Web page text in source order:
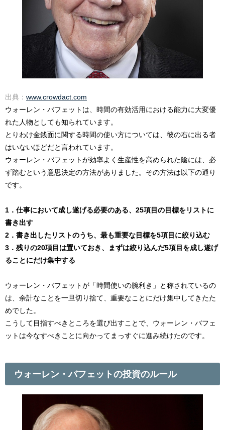
出典： www.crowdact.com
ウォーレン・バフェットは、時間の有効活用における能力に大変優
れた人物としても知られています。
とりわけ金銭面に関する時間の使い方については、彼の右に出る者
はいないほどだと言われています。
ウォーレン・バフェットが効率よく生産性を高められた陰には、必
ず踏むという意思決定の方法がありました。その方法は以下の通り
です。
1．仕事において成し遂げる必要のある、25項目の目標をリストに
書き出す
2．書き出したリストのうち、最も重要な目標を5項目に絞り込む
3．残りの20項目は置いておき、まずは絞り込んだ5項目を成し遂げ
ることにだけ集中する
ウォーレン・バフェットが「時間使いの腕利き」と称されているの
は、余計なことを一旦切り捨て、重要なことにだけ集中してきたた
めでした。
こうして目指すべきところを選び出すことで、ウォーレン・バフェ
ットは今なすべきことに向かってまっすぐに進み続けたのです。
ウォーレン・バフェットの投資のルール